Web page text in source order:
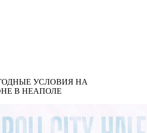
УСЛОВИЯ НА
В НЕАПОЛЕ